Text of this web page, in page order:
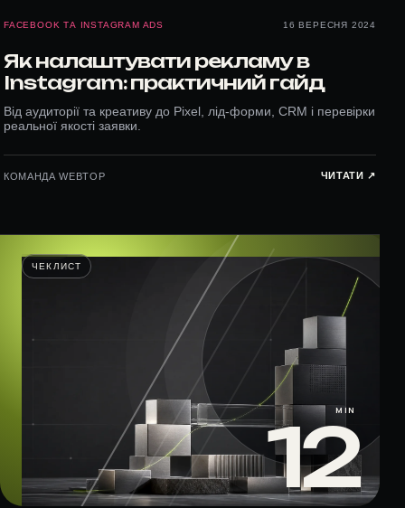
FACEBOOK ТА INSTAGRAM ADS 16 ВЕРЕСНЯ 2024
Як налаштувати рекламу в
Instagram: практичний гайд
Від аудиторії та креативу до Pixel, лід-форми, CRM і перевірки
реальної якості заявки.
КОМАНДА WEBTOP ЧИТАТИ ↗︎
ЧЕКЛИСТ
12
MIN